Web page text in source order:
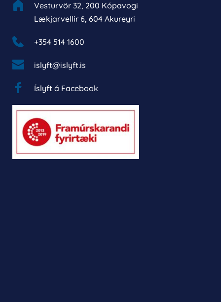
Vesturvör 32, 200 Kópavogi
Lækjarvellir 6, 604 Akureyri
+354 514 1600
islyft@islyft.is
Íslyft á Facebook